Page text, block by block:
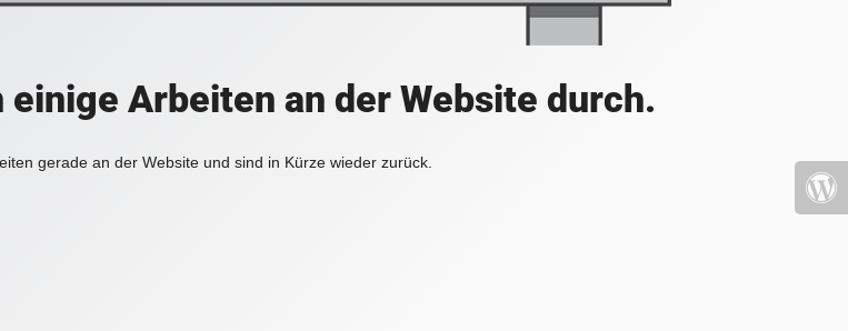
Arbeiten an der Website durch.
gerade an der Website und sind in Kürze wieder zurück.